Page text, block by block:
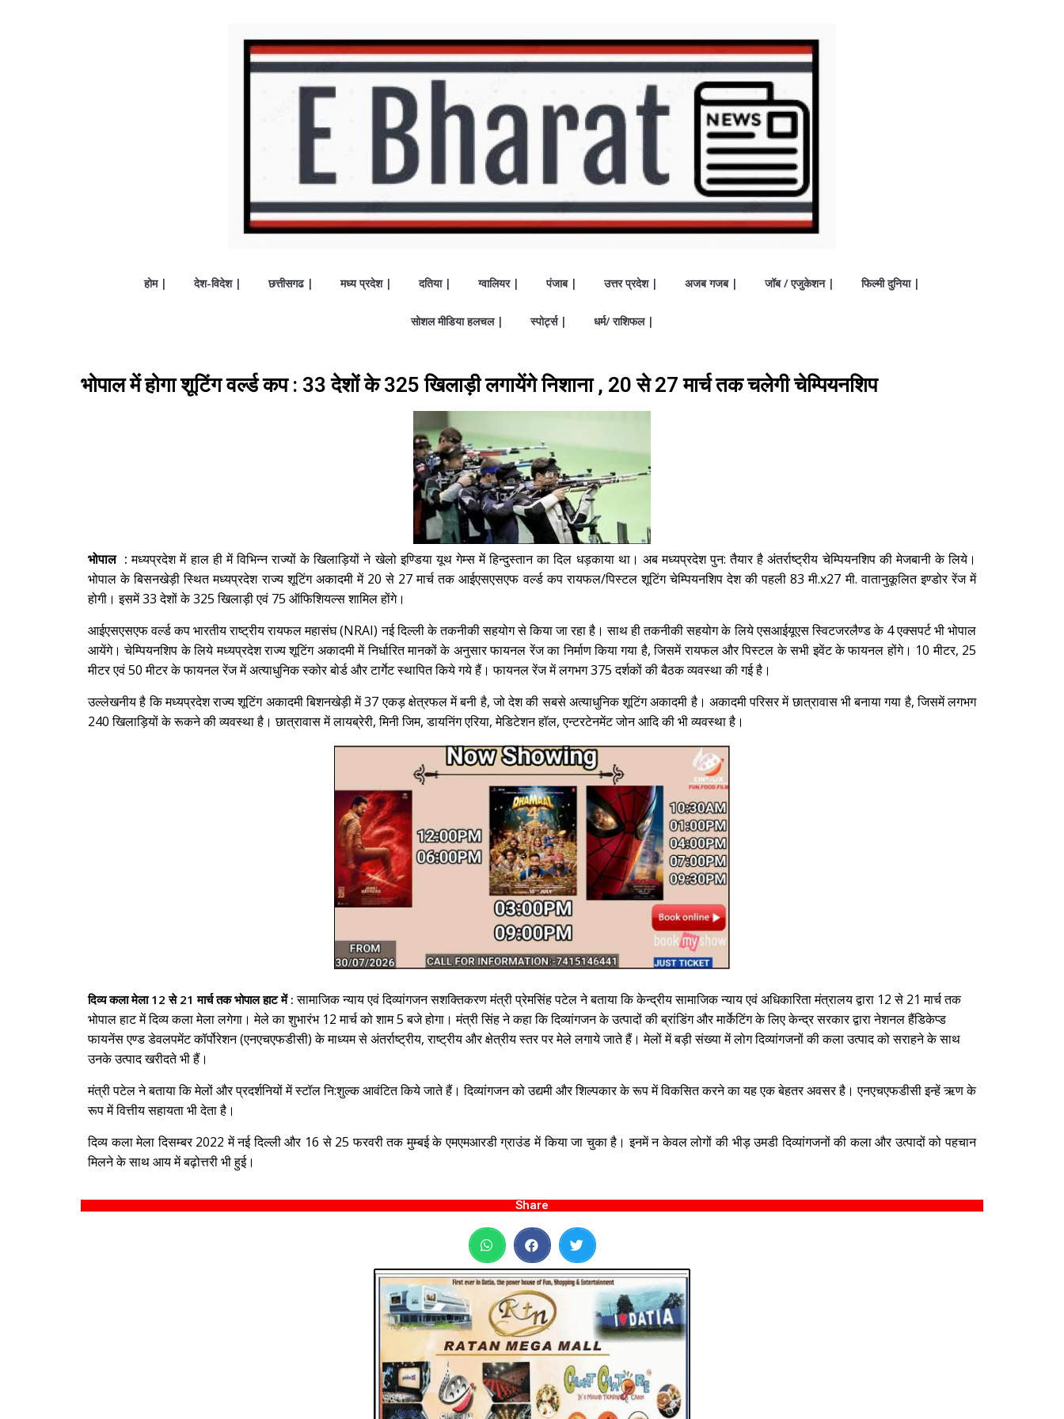
होम | देश-विदेश | छत्तीसगढ | मध्य प्रदेश | दतिया | ग्वालियर | पंजाब | उत्तर प्रदेश | अजब गजब | जॉब / एजुकेशन | फिल्मी दुनिया |
सोशल मीडिया हलचल | स्पोर्ट्स | धर्म/ राशिफल |
भोपाल में होगा शूटिंग वर्ल्ड कप : 33 देशों के 325 खिलाड़ी लगायेंगे निशाना , 20 से 27 मार्च तक चलेगी चेम्पियनशिप
भोपाल : मध्यप्रदेश में हाल ही में विभिन्न राज्यों के खिलाड़ियों ने खेलो इण्डिया यूथ गेम्स में हिन्दुस्तान का दिल धड़काया था। अब मध्यप्रदेश पुन: तैयार है अंतर्राष्ट्रीय चेम्पियनशिप की मेजबानी के लिये।
भोपाल के बिसनखेड़ी स्थित मध्यप्रदेश राज्य शूटिंग अकादमी में 20 से 27 मार्च तक आईएसएसएफ वर्ल्ड कप रायफल/पिस्टल शूटिंग चेम्पियनशिप देश की पहली 83 मी.x27 मी. वातानुकूलित इण्डोर रेंज में
होगी। इसमें 33 देशों के 325 खिलाड़ी एवं 75 ऑफिशियल्स शामिल होंगे।
आईएसएसएफ वर्ल्ड कप भारतीय राष्ट्रीय रायफल महासंघ (NRAI) नई दिल्ली के तकनीकी सहयोग से किया जा रहा है। साथ ही तकनीकी सहयोग के लिये एसआईयूएस स्विटजरलैण्ड के 4 एक्सपर्ट भी भोपाल
आयेंगे। चेम्पियनशिप के लिये मध्यप्रदेश राज्य शूटिंग अकादमी में निर्धारित मानकों के अनुसार फायनल रेंज का निर्माण किया गया है, जिसमें रायफल और पिस्टल के सभी इवेंट के फायनल होंगे। 10 मीटर, 25
मीटर एवं 50 मीटर के फायनल रेंज में अत्याधुनिक स्कोर बोर्ड और टार्गेट स्थापित किये गये हैं। फायनल रेंज में लगभग 375 दर्शकों की बैठक व्यवस्था की गई है।
उल्लेखनीय है कि मध्यप्रदेश राज्य शूटिंग अकादमी बिशनखेड़ी में 37 एकड़ क्षेत्रफल में बनी है, जो देश की सबसे अत्याधुनिक शूटिंग अकादमी है। अकादमी परिसर में छात्रावास भी बनाया गया है, जिसमें लगभग
240 खिलाड़ियों के रूकने की व्यवस्था है। छात्रावास में लायब्रेरी, मिनी जिम, डायनिंग एरिया, मेडिटेशन हॉल, एन्टरटेनमेंट जोन आदि की भी व्यवस्था है।
दिव्य कला मेला 12 से 21 मार्च तक भोपाल हाट में :सामाजिक न्याय एवं दिव्यांगजन सशक्तिकरण मंत्री प्रेमसिंह पटेल ने बताया कि केन्द्रीय सामाजिक न्याय एवं अधिकारिता मंत्रालय द्वारा 12 से 21 मार्च तक
भोपाल हाट में दिव्य कला मेला लगेगा। मेले का शुभारंभ 12 मार्च को शाम 5 बजे होगा। मंत्री सिंह ने कहा कि दिव्यांगजन के उत्पादों की ब्रांडिंग और मार्केटिंग के लिए केन्द्र सरकार द्वारा नेशनल हैंडिकेप्ड
फायनेंस एण्ड डेवलपमेंट कॉर्पोरेशन (एनएचएफडीसी) के माध्यम से अंतर्राष्ट्रीय, राष्ट्रीय और क्षेत्रीय स्तर पर मेले लगाये जाते हैं। मेलों में बड़ी संख्या में लोग दिव्यांगजनों की कला उत्पाद को सराहने के साथ
उनके उत्पाद खरीदते भी हैं।
मंत्री पटेल ने बताया कि मेलों और प्रदर्शनियों में स्टॉल नि:शुल्क आवंटित किये जाते हैं। दिव्यांगजन को उद्यमी और शिल्पकार के रूप में विकसित करने का यह एक बेहतर अवसर है। एनएचएफडीसी इन्हें ऋण के
रूप में वित्तीय सहायता भी देता है।
दिव्य कला मेला दिसम्बर 2022 में नई दिल्ली और 16 से 25 फरवरी तक मुम्बई के एमएमआरडी ग्राउंड में किया जा चुका है। इनमें न केवल लोगों की भीड़ उमडी दिव्यांगजनों की कला और उत्पादों को पहचान
मिलने के साथ आय में बढ़ोत्तरी भी हुई।
Share